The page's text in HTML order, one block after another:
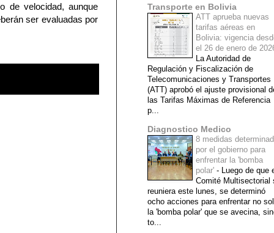
de velocidad, aunque
ser evaluadas por
Transporte en Bolivia
ATT aprueba nuevas
tarifas aéreas en
Bolivia: vigencia
el 26 de enero de
La Autoridad de
Regulación y Fiscalización de
Telecomunicaciones y Transportes
(ATT) aprobó el ajuste provisional
las Tarifas Máximas de Referencia
p...
Diagnostico Medico
8 medidas
por el gobierno para
enfrentar la 'bomba
polar' - Luego de que
Comité Multisectorial
reuniera este lunes, se determinó
ocho acciones para enfrentar no
la 'bomba polar' que se avecina,
to...